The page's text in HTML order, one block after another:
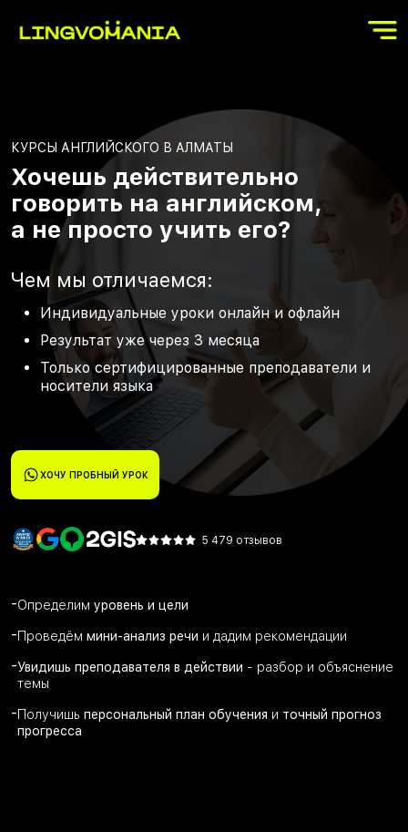
КУРСЫ АНГЛИЙСКОГО В АЛМАТЫ
Хочешь действительно
говорить на английском,
а не просто учить его?
Чем мы отличаемся:
Индивидуальные уроки онлайн и офлайн
Результат уже через 3 месяца
Только сертифицированные преподаватели и
носители языка
ХОЧУ ПРОБНЫЙ УРОК
5 479 отзывов
-Определим уровень и цели
-Проведём мини-анализ речи и дадим рекомендации
-Увидишь преподавателя в действии - разбор и объяснение
темы
-Получишь персональный план обучения и точный прогноз
прогресса